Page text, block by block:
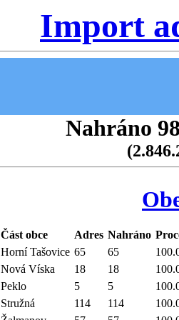
Import
Nahráno
Část obce Adres Nahráno
Horní Tašovice 65 65
Nová Víska
18 18
Peklo
5 5
Stružná
114 114